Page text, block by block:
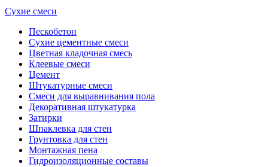
Сухие смеси
Пескобетон
Сухие цементные смеси
Цветная кладочная смесь
Клеевые смеси
Цемент
Штукатурные смеси
Смеси для выравнивания пола
Декоративная штукатурка
Затирки
Шпаклевка для стен
Грунтовка для стен
Монтажная пена
Гидроизоляционные составы